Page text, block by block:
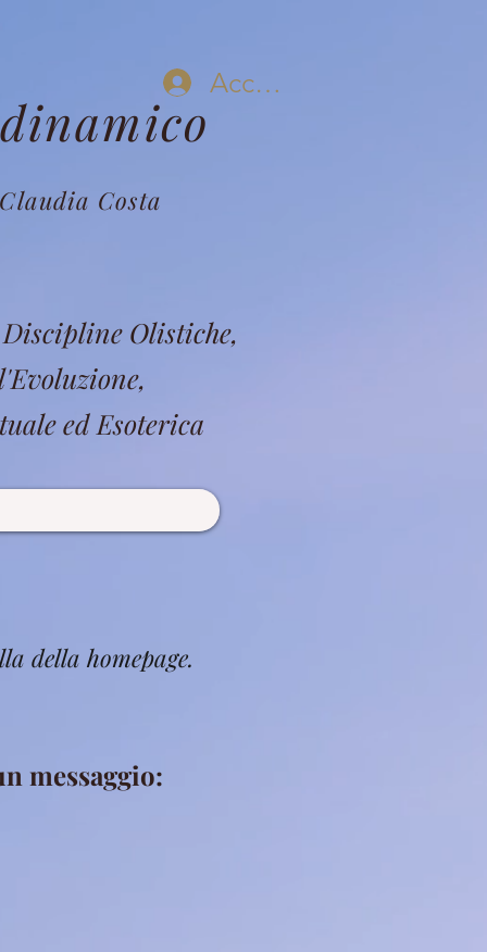
Olistiche,
ed Esoterica
messaggio:
della homepage.
Costa
Accedi